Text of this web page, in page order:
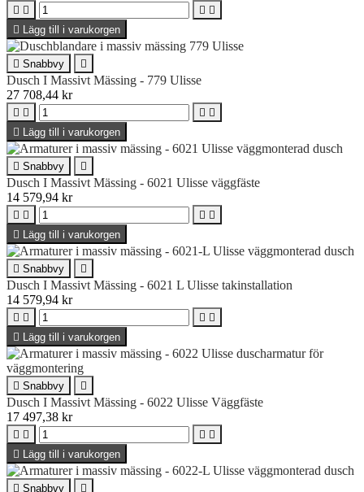
   
 Lägg till i varukorgen
 Snabbvy 
Dusch I Massivt Mässing - 779 Ulisse
27 708,44 kr
   
 Lägg till i varukorgen
 Snabbvy 
Dusch I Massivt Mässing - 6021 Ulisse väggfäste
14 579,94 kr
   
 Lägg till i varukorgen
 Snabbvy 
Dusch I Massivt Mässing - 6021 L Ulisse takinstallation
14 579,94 kr
   
 Lägg till i varukorgen
 Snabbvy 
Dusch I Massivt Mässing - 6022 Ulisse Väggfäste
17 497,38 kr
   
 Lägg till i varukorgen
 Snabbvy 